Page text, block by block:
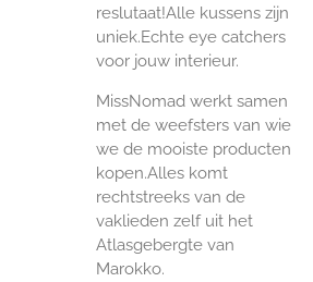
reslutaat!Alle kussens zijn
uniek.Echte eye catchers
voor jouw interieur.
MissNomad werkt samen
met de weefsters van wie
we de mooiste producten
kopen.Alles komt
rechtstreeks van de
vaklieden zelf uit het
Atlasgebergte van
Marokko.